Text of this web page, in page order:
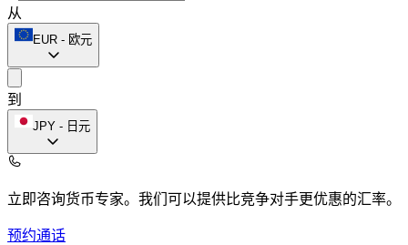
从
EUR - 欧元
到
JPY - 日元
立即咨询货币专家。 我们可以提供比竞争对手更优惠的汇率。
预约通话